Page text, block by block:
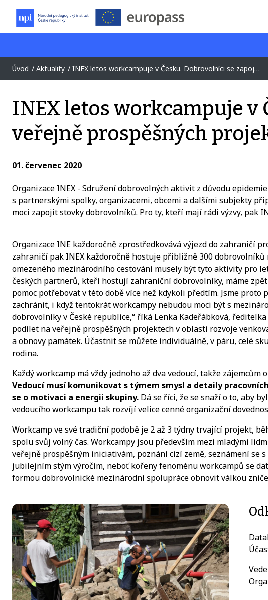
Úvod Aktuality INEX letos workcampuje v Česku. Dobrovolníci se zapojí do 30 veřejně prospěšných projektů.
INEX letos workcampuje v
veřejně prospěšných
01. červenec 2020
Organizace INEX - Sdružení dobrovolných aktivit z důvodu
s partnerskými spolky, organizacemi, obcemi a dalšími subjekty
moci zapojit stovky dobrovolníků. Pro ty, kteří mají rádi výzvy, pak
Organizace INE každoročně zprostředkovává výjezd do zahraničí
zahraničí pak INEX každoročně hostuje přibližně 300
omezeného mezinárodního cestování musely být tyto aktivity pro
českých partnerů, kteří hostují zahraniční dobrovolníky, máme
pomoc potřebovat v této době více než kdykoli předtím. Jsme
zachránit, i když tentokrát workcampy nebudou moci být s
dobrovolníky v České republice,“ říká Lenka Kadeřábková,
podílet na veřejně prospěšných projektech v oblasti rozvoje
a obnovy památek. Účastnit se můžete individuálně, v páru, celé
rodina.
Každý workcamp má vždy jednoho až dva vedoucí, takže zájemcům
Vedoucí musí komunikovat s týmem smysl a detaily
se o motivaci a energii skupiny. Dá se říci, že se snaží o to, aby
vedoucího workcampu tak rozvíjí velice cenné organizační
Workcamp ve své tradiční podobě je 2 až 3 týdny trvající projekt,
spolu svůj volný čas. Workcampy jsou především mezi mladými
veřejně prospěšným iniciativám, poznání cizí země, seznámení
jubilejním stým výročím, neboť kořeny fenoménu workcampů se
formou dobrovolnické mezinárodní spolupráce obnovit válkou